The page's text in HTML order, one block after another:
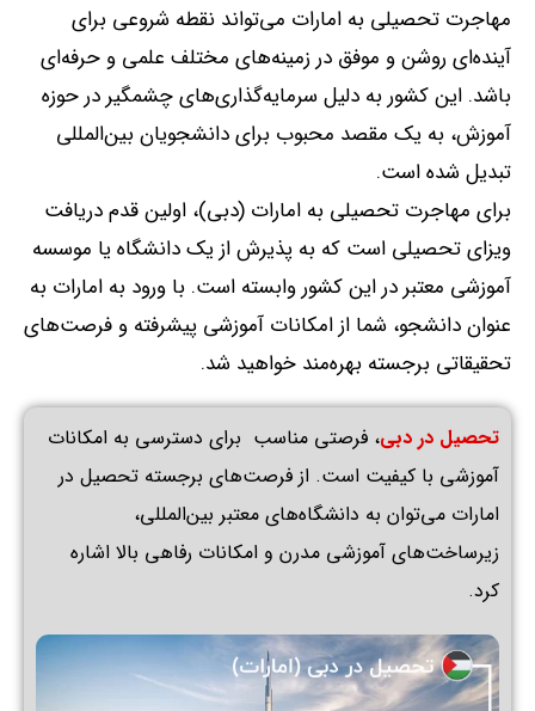
مهاجرت تحصیلی به امارات می‌تواند نقطه شروعی برای
آینده‌ای روشن و موفق در زمینه‌های مختلف علمی و حرفه‌ای
باشد. این کشور به دلیل سرمایه‌گذاری‌های چشمگیر در حوزه
آموزش، به یک مقصد محبوب برای دانشجویان بین‌المللی
تبدیل شده است.
برای مهاجرت تحصیلی به امارات (دبی)، اولین قدم دریافت
ویزای تحصیلی است که به پذیرش از یک دانشگاه یا موسسه
آموزشی معتبر در این کشور وابسته است. با ورود به امارات به
عنوان دانشجو، شما از امکانات آموزشی پیشرفته و فرصت‌های
تحقیقاتی برجسته بهره‌مند خواهید شد.
تحصیل در دبی، فرصتی مناسب برای دسترسی به امکانات
آموزشی با کیفیت است. از فرصت‌های برجسته تحصیل در
امارات می‌توان به دانشگاه‌های معتبر بین‌المللی،
زیرساخت‌های آموزشی مدرن و امکانات رفاهی بالا اشاره
کرد.